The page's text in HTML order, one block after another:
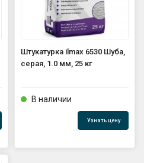
Штукатурка ilmax 6530 Шуба,
серая, 1.0 мм, 25 кг
В наличии
Узнать цену